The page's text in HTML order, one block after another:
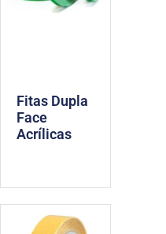
Fitas Dupla
Face
Acrílicas